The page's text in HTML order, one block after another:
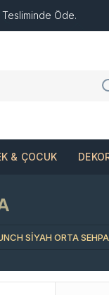
Tesliminde Öde.
& ÇOCUK
SİYAH ORTA SEHPA